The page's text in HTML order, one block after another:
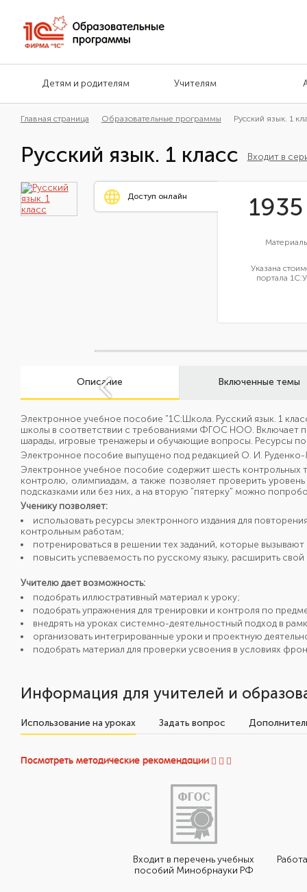
Детям и родителям Учителям
Главная страница Образовательные программы Русский язык. 1
Русский язык. 1 класс Входит в
Доступ онлайн
Указана
портала
Описание Включенные темы
Электронное учебное пособие "1C:Школа. Русский язык. 1
школы в соответствии с требованиями ФГОС НОО. Включает
шарады, игровые тренажеры и обучающие вопросы. Ресурсы
Электронное пособие выпущено под редакцией О. И.
Электронное учебное пособие содержит шесть контрольных
контролю, олимпиадам, а также позволяет проверить
подсказками или без них, а на вторую "пятерку" можно
Ученику позволяет:
использовать ресурсы электронного издания для
контрольным работам;
потренироваться в решении тех заданий, которые
повысить успеваемость по русскому языку, расширить
Учителю дает возможность:
подобрать иллюстративный материал к уроку;
подобрать упражнения для тренировки и контроля по
внедрять на уроках системно-деятельностный подход в
организовать интегрированные уроки и проектную
подобрать материал для проверки усвоения в условиях
Информация для учителей и
Использование на уроках Задать вопрос
Посмотреть методические рекомендации
Входит в перечень учебных
пособий Минобрнауки РФ